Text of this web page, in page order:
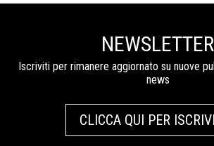
NEWSLETTER
Iscriviti per rimanere aggiornato su nuove
news
CLICCA QUI PER